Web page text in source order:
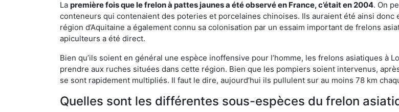
La première fois que le frelon à pattes jaunes a été observé en France, c’était en 2004. On
conteneurs qui contenaient des poteries et porcelaines chinoises. Ils auraient été ainsi
région d’Aquitaine a également connu sa colonisation par un essaim important de frelons
apiculteurs a été direct.
Bien qu’ils soient en général une espèce inoffensive pour l’homme, les frelons asiatiques à
prendre aux ruches situées dans cette région. Bien que les pompiers soient intervenus,
se sont rapidement multipliés. Il faut le dire, aujourd’hui ils pullulent sur au moins 78 km
Quelles sont les différentes sous-espèces du frelon